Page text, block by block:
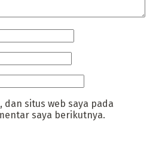
dan situs web saya pada
saya berikutnya.